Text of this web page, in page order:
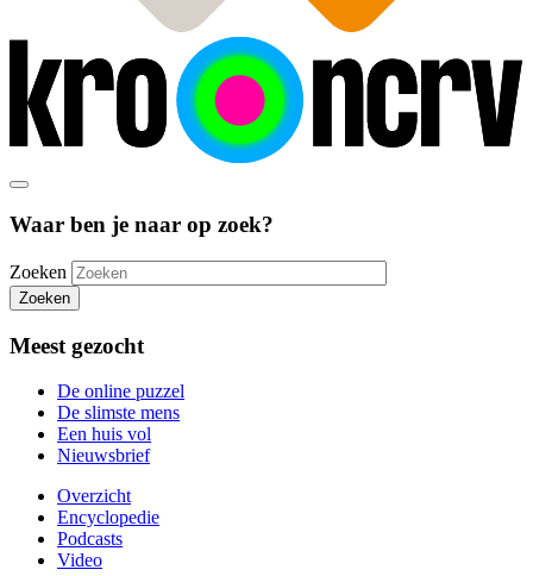
Waar ben je naar op zoek?
Zoeken
Zoeken
Meest gezocht
De online puzzel
De slimste mens
Een huis vol
Nieuwsbrief
Overzicht
Encyclopedie
Podcasts
Video